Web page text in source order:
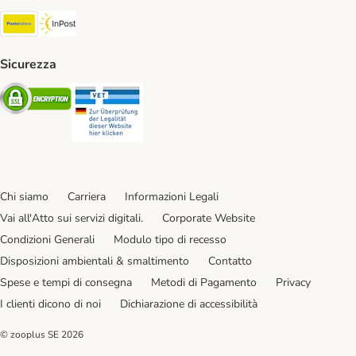
Poste Italiane. Shipping Method
Sicurezza
Security
Chi siamo Carriera
Informazioni Legali
Vai all'Atto sui servizi digitali.
Corporate Website
Condizioni Generali
Modulo tipo di recesso
Disposizioni ambientali & smaltimento
Contatto
Spese e tempi di consegna
Metodi di Pagamento
Privacy
I clienti dicono di noi
Dichiarazione di accessibilità
© zooplus SE 2026